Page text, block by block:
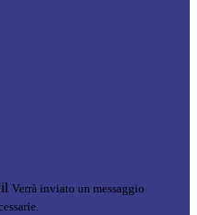
Verrà inviato un messaggio